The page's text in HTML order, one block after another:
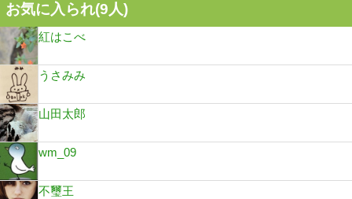
お気に入られ(9人)
紅はこべ
うさみみ
山田太郎
wm_09
不璽王